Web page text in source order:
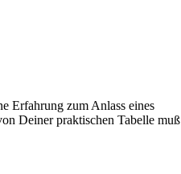
Erfahrung zum Anlass eines
Deiner praktischen Tabelle muß